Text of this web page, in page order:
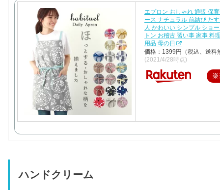
エプロン おしゃれ 通販 保
ース ナチュラル 前結び た
人 かわいい シンプル ショ
トン お稽古 習い事 家事 料
用品 母の日
価格：1399円（税込、送料
(2021/4/28時点)
楽
ハンドクリーム